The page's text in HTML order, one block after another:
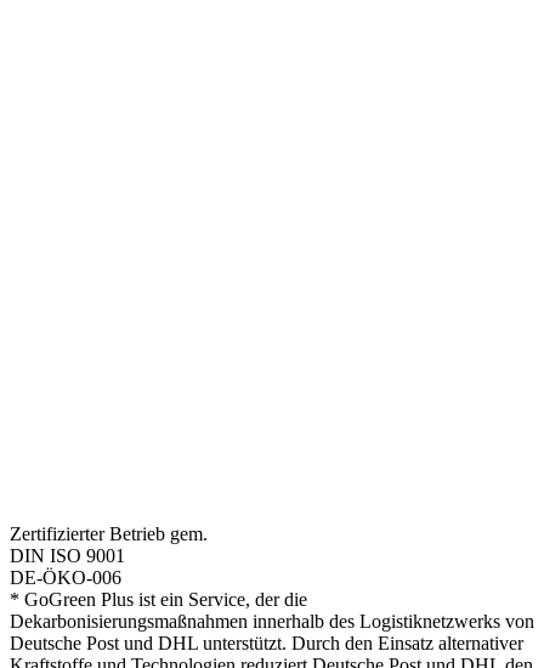
Zertifizierter Betrieb gem.
DIN ISO 9001
DE-ÖKO-006
* GoGreen Plus ist ein Service, der die
Dekarbonisierungsmaßnahmen innerhalb des Logistiknetzwerks von
Deutsche Post und DHL unterstützt. Durch den Einsatz alternativer